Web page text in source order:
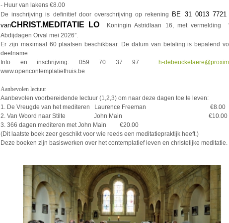
- Huur van lakens €8.00
De inschrijving is definitief door overschrijving op rekening BE 31 0013 7721
vanCHRIST.MEDITATIE LO Koningin Astridlaan 16, met vermelding
Abdijdagen Orval mei 2026”.
Er zijn maximaal 60 plaatsen beschikbaar. De datum van betaling is bepalend
deelname.
Info en inschrijving: 059 70 37 97 h-
www.opencontemplatiefhuis.be
Aanbevolen lectuur
Aanbevolen voorbereidende lectuur (1,2,3) om naar deze dagen toe te leven:
1. De Vreugde van het mediteren Laurence Freeman €8.00
2. Van Woord naar Stilte John Main €10.00
3. 366 dagen mediteren met John Main €20.00
(Dit laatste boek zeer geschikt voor wie reeds een meditatiepraktijk heeft.)
Deze boeken zijn basiswerken over het contemplatief leven en christelijke meditatie.